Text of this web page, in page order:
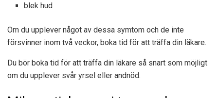
blek hud
Om du upplever något av dessa symtom och de inte
försvinner inom två veckor, boka tid för att träffa din läkare.
Du bör boka tid för att träffa din läkare så snart som möjligt
om du upplever svår yrsel eller andnöd.